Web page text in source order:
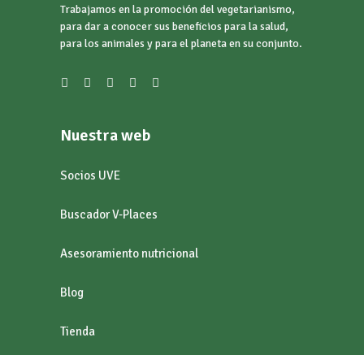
Trabajamos en la promoción del vegetarianismo,
para dar a conocer sus beneficios para la salud,
para los animales y para el planeta en su conjunto.
Nuestra web
Socios UVE
Buscador V-Places
Asesoramiento nutricional
Blog
Tienda